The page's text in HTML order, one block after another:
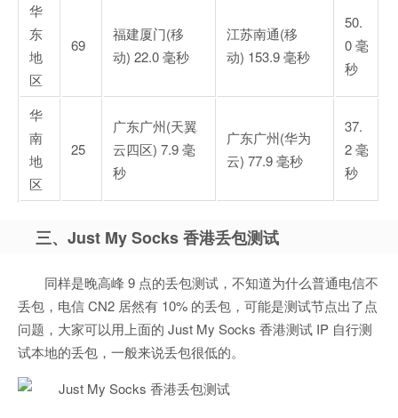
华
东
地
区
69
福建厦门(移
动) 22.0 毫秒
江苏南通(移
动) 153.9 毫秒
50.
0 毫
秒
华
南
地
区
25
广东广州(天翼
云四区) 7.9 毫
秒
广东广州(华为
云) 77.9 毫秒
37.
2 毫
秒
三、Just My Socks 香港丢包测试
同样是晚高峰 9 点的丢包测试，不知道为什么普通电信不
丢包，电信 CN2 居然有 10% 的丢包，可能是测试节点出了点
问题，大家可以用上面的 Just My Socks 香港测试 IP 自行测
试本地的丢包，一般来说丢包很低的。